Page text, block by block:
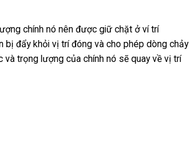
chính nó nên được giữ chặt ở ví trí
bị đẩy khỏi vị trí đóng và cho phép dòng chảy
và trọng lượng của chính nó sẽ quay về vị trí